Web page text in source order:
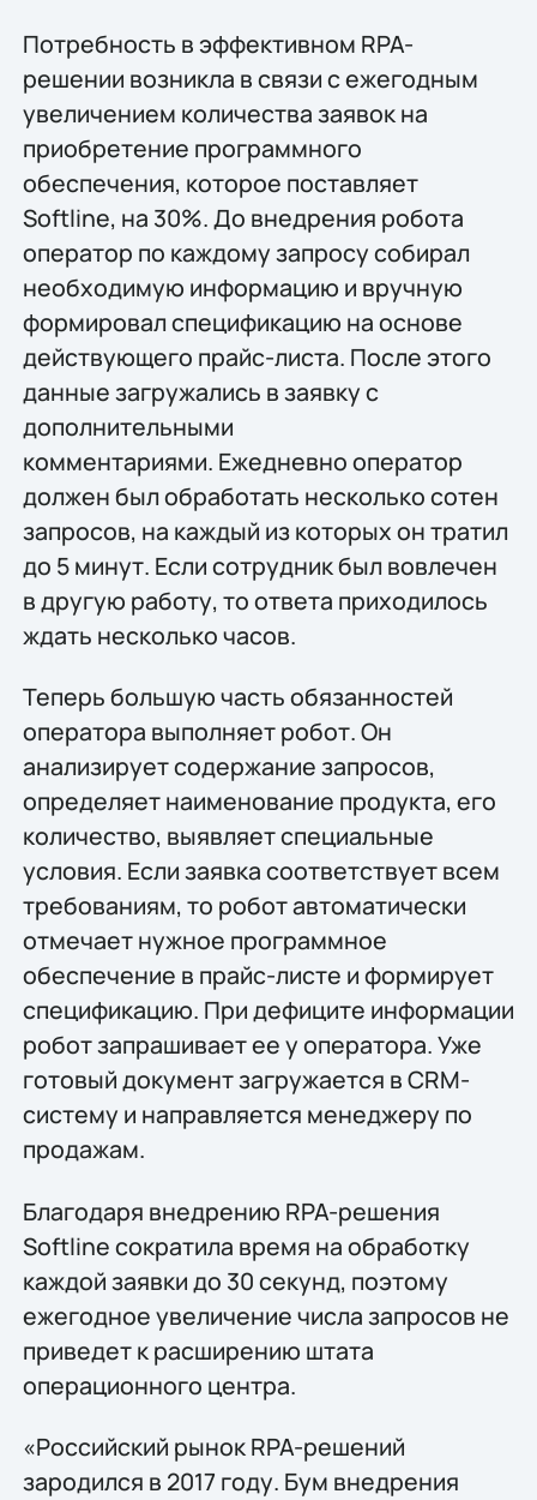
Потребность в эффективном RPA-
решении возникла в связи с ежегодным
увеличением количества заявок на
приобретение программного
обеспечения, которое поставляет
Softline, на 30%. До внедрения робота
оператор по каждому запросу собирал
необходимую информацию и вручную
формировал спецификацию на основе
действующего прайс-листа. После этого
данные загружались в заявку с
дополнительными
комментариями. Ежедневно оператор
должен был обработать несколько сотен
запросов, на каждый из которых он тратил
до 5 минут. Если сотрудник был вовлечен
в другую работу, то ответа приходилось
ждать несколько часов.
Теперь большую часть обязанностей
оператора выполняет робот. Он
анализирует содержание запросов,
определяет наименование продукта, его
количество, выявляет специальные
условия. Если заявка соответствует всем
требованиям, то робот автоматически
отмечает нужное программное
обеспечение в прайс-листе и формирует
спецификацию. При дефиците информации
робот запрашивает ее у оператора. Уже
готовый документ загружается в CRM-
систему и направляется менеджеру по
продажам.
Благодаря внедрению RPA-решения
Softline сократила время на обработку
каждой заявки до 30 секунд, поэтому
ежегодное увеличение числа запросов не
приведет к расширению штата
операционного центра.
«Российский рынок RPA-решений
зародился в 2017 году. Бум внедрения